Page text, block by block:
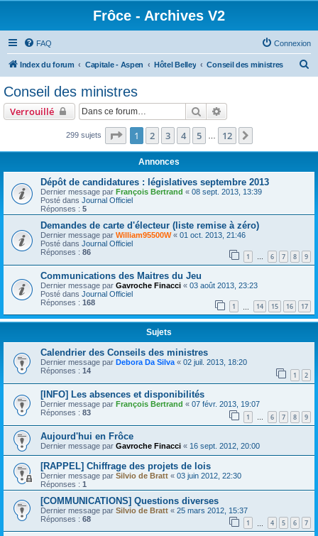
Frôce - Archives V2
FAQ Connexion
Index du forum Capitale - Aspen Hôtel Belley Conseil des ministres
r
Conseil des ministres
Verrouillé Rechercher
299 sujets Page 1sur12
1 2 3 4 5 12
Annonces
Dépôt de candidatures : législatives septembre 2013
Dernier message par François Bertrand « 08 sept. 2013, 13:39
Posté dans Journal Officiel
Réponses : 5
Demandes de carte d'électeur (liste remise à zéro)
Dernier message par William95500W« 01 oct. 2013, 21:46
Posté dans Journal Officiel
Réponses : 86 1 … 6 7 8 9
Communications des Maitres du Jeu
Dernier message par Gavroche Finacci « 03 août 2013, 23:23
Posté dans Journal Officiel
Réponses : 168 1 14 15 16 17
Sujets
Calendrier des Conseils des ministres
Dernier message par Debora Da Silva « 02 juil. 2013, 18:20
Réponses : 14 1 2
[INFO] Les absences et disponibilités
Dernier message par François Bertrand « 07 févr. 2013, 19:07
Réponses : 83 1 … 6 7 8 9
Aujourd'hui en Frôce
Dernier message par Gavroche Finacci « 16 sept. 2012, 20:00
[RAPPEL] Chiffrage des projets de lois
Dernier message par Silvio de Bratt « 03 juin 2012, 22:30
Réponses : 1
[COMMUNICATIONS] Questions diverses
Dernier message par Silvio de Bratt « 25 mars 2012, 15:37
Réponses : 68 1 4 5 6 7